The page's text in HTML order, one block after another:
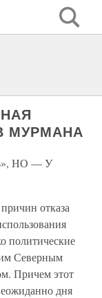
МУРМАНА
НО — У
отказа
политические
Северным
Причем этот
дня